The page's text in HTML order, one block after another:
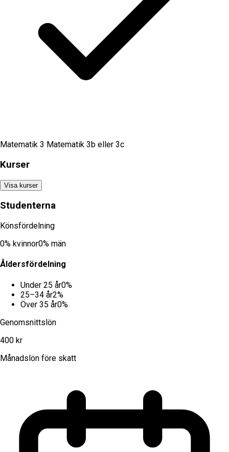
Matematik 3 Matematik 3b eller 3c
Kurser
Visa kurser
Studenterna
Könsfördelning
0% kvinnor0% män
Åldersfördelning
Under 25 år0%
25–34 år2%
Över 35 år0%
Genomsnittslön
400 kr
Månadslön före skatt